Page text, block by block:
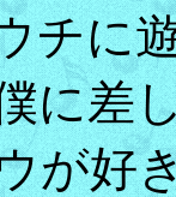
チに
に差
が好